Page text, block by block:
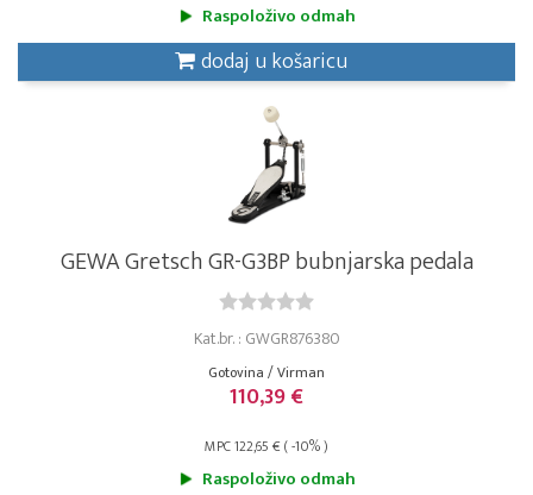
Raspoloživo odmah
dodaj u košaricu
GEWA Gretsch GR-G3BP bubnjarska pedala
Kat.br. : GWGR876380
Gotovina / Virman
110,39 €
MPC 122,65 € ( -10% )
Raspoloživo odmah